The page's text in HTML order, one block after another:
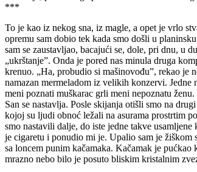
***
To je kao iz nekog sna, iz magle, a opet je vrlo
opremu sam dobio tek kada smo došli u
sam se zaustavljao, bacajući se, dole, pri dnu, u
„ukrštanje”. Onda je pored nas minula druga
krenuo. „Ha, probudio si mašinovođu”, rekao je
namazan mermeladom iz velikih konzervi. Jedne
meni poznati muškarac grli meni nepoznatu
San se nastavlja. Posle skijanja otišli smo na
kojoj su ljudi obnoć ležali na asurama prostrtim
smo nastavili dalje, do iste jedne takve
je cigaretu i ponudio mi je. Upalio sam je žiškom
sa loncem punim kačamaka. Kačamak je
mrazno nebo bilo je posuto bliskim kristalnim